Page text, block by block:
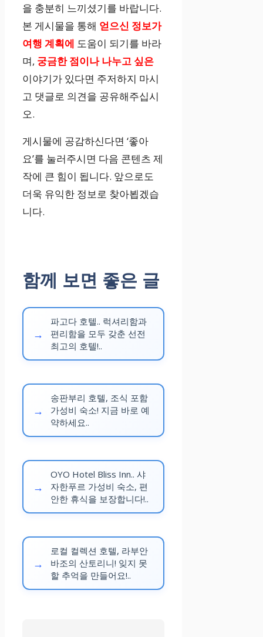
을 충분히 느끼셨기를 바랍니다.
본 게시물을 통해 얻으신 정보가
여행 계획에 도움이 되기를 바라
며, 궁금한 점이나 나누고 싶은
이야기가 있다면 주저하지 마시
고 댓글로 의견을 공유해주십시
오.
게시물에 공감하신다면 ‘좋아
요’를 눌러주시면 다음 콘텐츠 제
작에 큰 힘이 됩니다. 앞으로도
더욱 유익한 정보로 찾아뵙겠습
니다.
함께 보면 좋은 글
파고다 호텔.. 럭셔리함과
편리함을 모두 갖춘 선전
최고의 호텔!..
송판부리 호텔, 조식 포함
가성비 숙소! 지금 바로 예
약하세요..
OYO Hotel Bliss Inn.. 샤
자한푸르 가성비 숙소, 편
안한 휴식을 보장합니다!..
로컬 컬렉션 호텔, 라부안
바조의 산토리니! 잊지 못
할 추억을 만들어요!..